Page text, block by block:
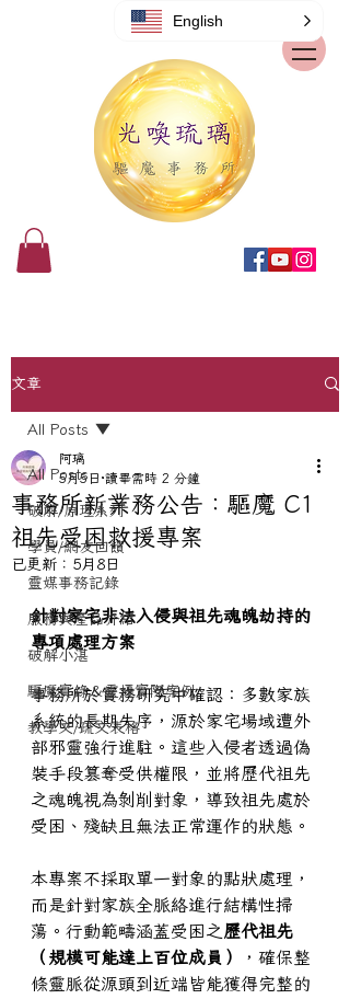
文章
All Posts
破解/原理系列
學員/網友回饋
靈媒事務記錄
服務與產品介紹
破解小湛
驅魔實錄＆靈擾實際案例
教學文/疏文表格
All Posts
事務所新業務公告：驅魔 C1
祖先受困救援專案
阿璃
5月5日 讀畢需時 2 分鐘
已更新： 5月8日
針對家宅非法入侵與祖先魂魄劫持的
專項處理方案
事務所於實務研究中確認：多數家族
系統的長期失序，源於家宅場域遭外
部邪靈強行進駐。這些入侵者透過偽
裝手段篡奪受供權限，並將歷代祖先
之魂魄視為剝削對象，導致祖先處於
受困、殘缺且無法正常運作的狀態。
本專案不採取單一對象的點狀處理，
而是針對家族全脈絡進行結構性掃
蕩。行動範疇涵蓋受困之 歷代祖先
（規模可能達上百位成員）
，確保整
條靈脈從源頭到近端皆能獲得完整的
English